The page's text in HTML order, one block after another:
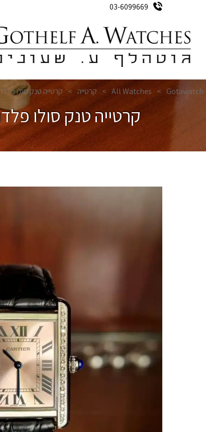
03-6099669
קרטייה טנק סולו
Gotawatch
>
All Watches
> קרטייה > קרטייה טנק סולו פלדה